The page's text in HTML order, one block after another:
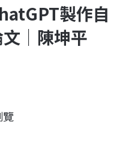
製作自
｜陳坤平
覽